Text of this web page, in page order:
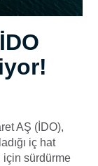
AŞ (İDO),
iç hat
için sürdürme